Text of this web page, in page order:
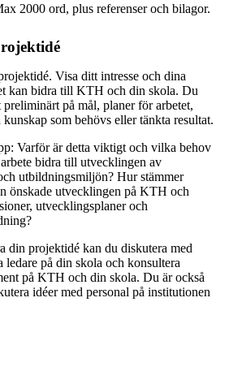
2000 ord, plus referenser och bilagor.
Visa ditt intresse och dina
kan bidra till KTH och din skola. Du
på mål, planer för arbetet,
som behövs eller tänkta resultat.
Varför är detta viktigt och vilka behov
bidra till utvecklingen av
utbildningsmiljön? Hur stämmer
önskade utvecklingen på KTH och
utvecklingsplaner och
din projektidé kan du diskutera med
på din skola och konsultera
på KTH och din skola. Du är också
idéer med personal på institutionen